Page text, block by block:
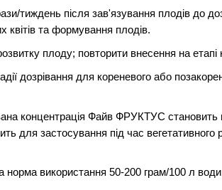
тиждень після зав'язування плодів до
та формування плодів.
плоду; повторити внесення на
дозрівання для кореневого або
концентрація Файв ФРУКТУС становить
для застосування під час вегетативного
норма використання 50-200 грам/100 л